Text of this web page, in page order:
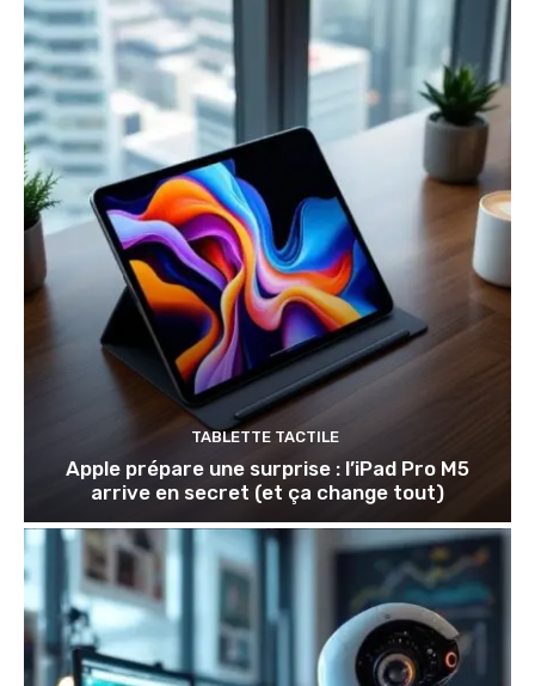
TABLETTE TACTILE
Apple prépare une surprise : l’iPad Pro M5
arrive en secret (et ça change tout)